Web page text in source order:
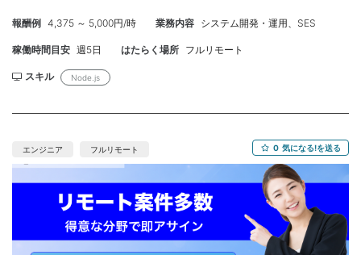
発/既存機能改善 DBのテーブル設計やパフォーマンス改善 監視業
務含むシステム信頼性向上 プロダクトマネージャーやデザイナー
TypeScript(Node.js) の開発経験1年以上 ・設計経験3年以上 ・
スなど） ＜尚可＞ ・チームでの開発経験 ・障害などの切り分けな
期】： 即日 ～ 長期 【単価】：70-80万ぐらいを想定 ※スキ
ルによって上振れ可能ですがスキル相応か見ます 【募集人数】：1
名 【面談】：1回WEB ※弊社同席 【精算】：140-180h 【勤務時
間】：10:00 - 19:00 ※調整可能 【年齢】：30代まで(スキル次第
で40代可能) 【外国籍】：不可 【商流】： 【備考】：弊社実績有
（管理番号：NKT20260512-06）
報酬例 4,375 ～ 5,000円/時 業務内容 システム開発・運用、SES
稼働時間目安 週5日 はたらく場所 フルリモート
スキル Node.js
エンジニア フルリモート 0 気になる!を送る